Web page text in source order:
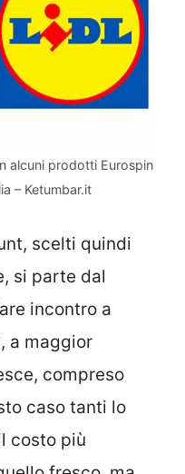
alcuni prodotti Eurospin
– Ketumbar.it
scelti quindi
si parte dal
incontro a
a maggior
compreso
caso tanti lo
costo più